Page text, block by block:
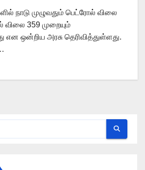
நாடு முழுவதும் பெட்ரோல் விலை
விலை 359 முறையும்
என ஒன்றிய அரசு தெரிவித்துள்ளது.